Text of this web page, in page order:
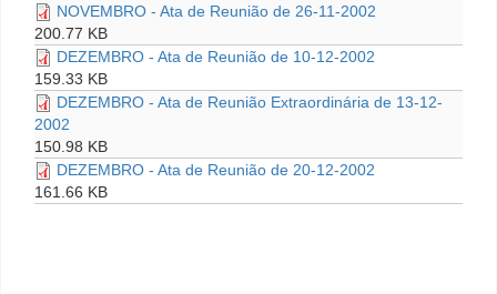
NOVEMBRO - Ata de Reunião de 26-11-2002
200.77 KB
DEZEMBRO - Ata de Reunião de 10-12-2002
159.33 KB
DEZEMBRO - Ata de Reunião Extraordinária de 13-12-
2002
150.98 KB
DEZEMBRO - Ata de Reunião de 20-12-2002
161.66 KB